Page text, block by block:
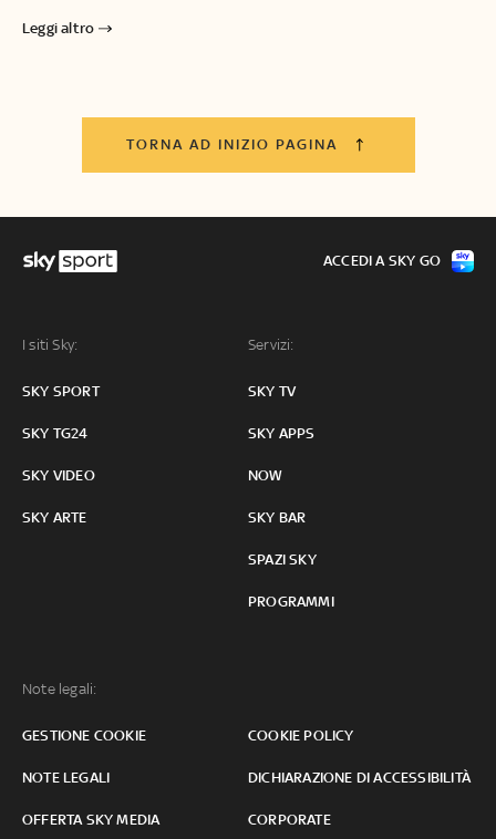
Leggi altro
TORNA AD INIZIO PAGINA
I siti Sky:
SKY SPORT
SKY TG24
SKY VIDEO
SKY ARTE
Servizi:
SKY TV
SKY APPS
NOW
SKY BAR
SPAZI SKY
PROGRAMMI
Note legali:
GESTIONE COOKIE COOKIE POLICY
NOTE LEGALI DICHIARAZIONE DI ACCESSIBILITÀ
OFFERTA SKY MEDIA CORPORATE
ACCEDI A SKY GO